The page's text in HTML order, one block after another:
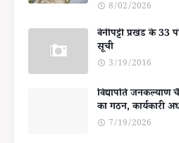
8/02/2026
बेनीपट्टी प्रखंड के 33
सूची
3/19/2016
विद्यापति जनकल्याण
का गठन, कार्यकारी
7/19/2026